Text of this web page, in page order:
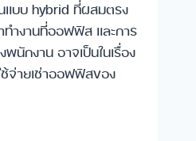
แบบ hybrid ที่ผสมตรง
ทำงานที่ออฟฟิส และการ
นักงาน อาจเป็นในเรื่อง
จ่ายเช่าออฟฟิสของ